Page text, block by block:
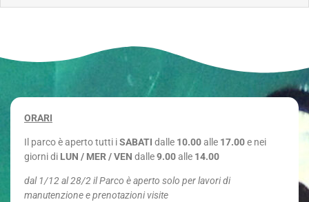
ORARI
Il parco è aperto tutti iSABATI dalle 10.00alle 17.00e nei
giorni di LUN / MER / VEN dalle9.00alle 14.00
dal 1/12 al 28/2 il Parco è aperto solo per lavori di
manutenzione e prenotazioni visite